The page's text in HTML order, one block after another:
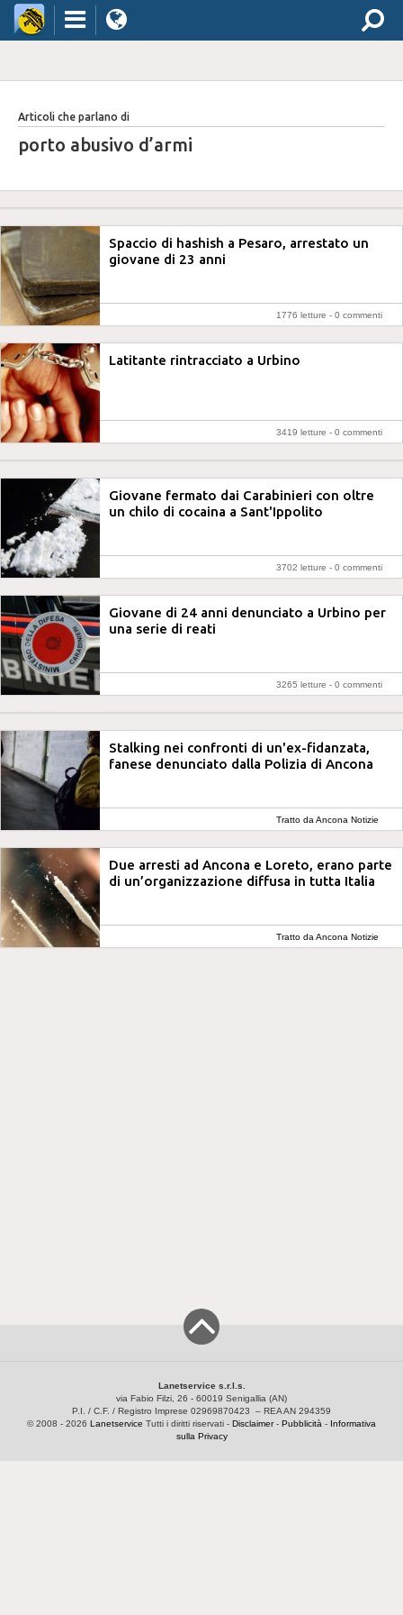
Articoli che parlano di
porto abusivo d’armi
Spaccio di hashish a Pesaro, arrestato un
giovane di 23 anni
1776 letture - 0 commenti
Latitante rintracciato a Urbino
3419 letture - 0 commenti
Giovane fermato dai Carabinieri con oltre
un chilo di cocaina a Sant'Ippolito
3702 letture - 0 commenti
Giovane di 24 anni denunciato a Urbino per
una serie di reati
3265 letture - 0 commenti
Stalking nei confronti di un'ex-fidanzata,
fanese denunciato dalla Polizia di Ancona
Tratto da Ancona Notizie
Due arresti ad Ancona e Loreto, erano parte
di un’organizzazione diffusa in tutta Italia
Tratto da Ancona Notizie
Lanetservice s.r.l.s.
via Fabio Filzi, 26 - 60019 Senigallia (AN)
P.I. / C.F. / Registro Imprese 02969870423 – REA AN 294359
© 2008 - 2026 Lanetservice Tutti i diritti riservati - Disclaimer- Pubblicità - Informativa
sulla Privacy